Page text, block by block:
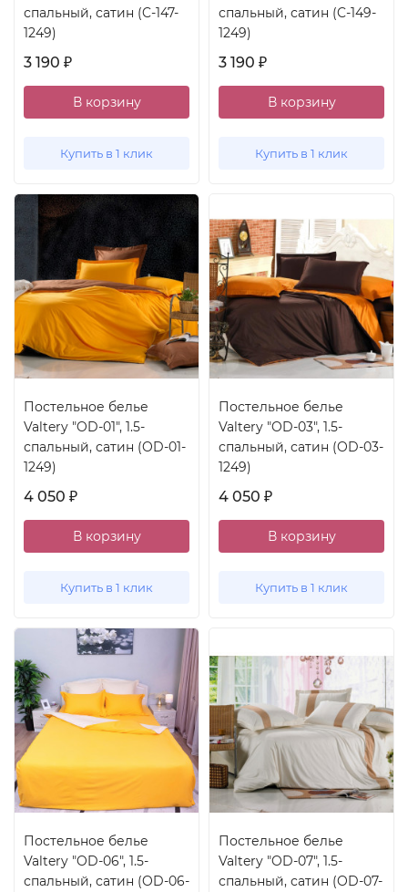
спальный, сатин (C-147-
1249)
3 190 ₽
В корзину
Купить в 1 клик
спальный, сатин (C-149-
1249)
3 190 ₽
В корзину
Купить в 1 клик
Постельное белье
Valtery "OD-01", 1.5-
спальный, сатин (OD-01-
1249)
4 050 ₽
В корзину
Купить в 1 клик
Постельное белье
Valtery "OD-03", 1.5-
спальный, сатин (OD-03-
1249)
4 050 ₽
В корзину
Купить в 1 клик
Постельное белье
Valtery "OD-06", 1.5-
спальный, сатин (OD-06-
Постельное белье
Valtery "OD-07", 1.5-
спальный, сатин (OD-07-